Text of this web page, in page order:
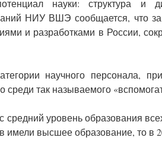
науки: структура и
НИУ ВШЭ сообщается, что
и разработками в России,
научного персонала,
так называемого
средний уровень образования
имели высшее образование, то в